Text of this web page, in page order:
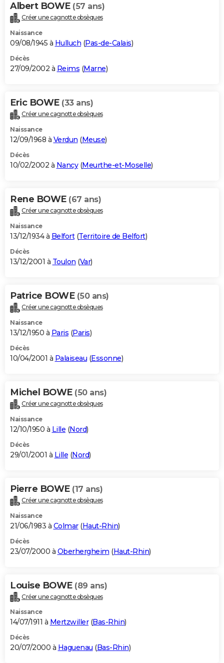
Albert BOWE (57 ans)
Créer une cagnotte obsèques
Naissance
09/08/1945 à Hulluch (Pas-de-Calais)
Décès
27/09/2002 à Reims (Marne)
Eric BOWE (33 ans)
Créer une cagnotte obsèques
Naissance
12/09/1968 à Verdun (Meuse)
Décès
10/02/2002 à Nancy(Meurthe-et-Moselle)
Rene BOWE (67 ans)
Créer une cagnotte obsèques
Naissance
13/12/1934 à Belfort(Territoire de Belfort)
Décès
13/12/2001 à Toulon (Var)
Patrice BOWE (50 ans)
Créer une cagnotte obsèques
Naissance
13/12/1950 à Paris (Paris)
Décès
10/04/2001 à Palaiseau (Essonne)
Michel BOWE (50 ans)
Créer une cagnotte obsèques
Naissance
12/10/1950 à Lille (Nord)
Décès
29/01/2001 à Lille (Nord)
Pierre BOWE (17 ans)
Créer une cagnotte obsèques
Naissance
21/06/1983 à Colmar(Haut-Rhin)
Décès
23/07/2000 à Oberhergheim (Haut-Rhin)
Louise BOWE (89 ans)
Créer une cagnotte obsèques
Naissance
14/07/1911 à Mertzwiller(Bas-Rhin)
Décès
20/07/2000 à Haguenau (Bas-Rhin)